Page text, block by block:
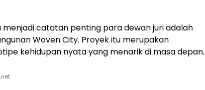
menjadi catatan penting para dewan juri adalah
Woven City. Proyek itu merupakan
kehidupan nyata yang menarik di masa depan.